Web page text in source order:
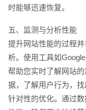
时能够迅速恢复。
五、监测与分析性能
提升网站性能的过程
析。使用工具如
帮助您实时了解网站
据，了解用户行为，
针对性的优化。通过